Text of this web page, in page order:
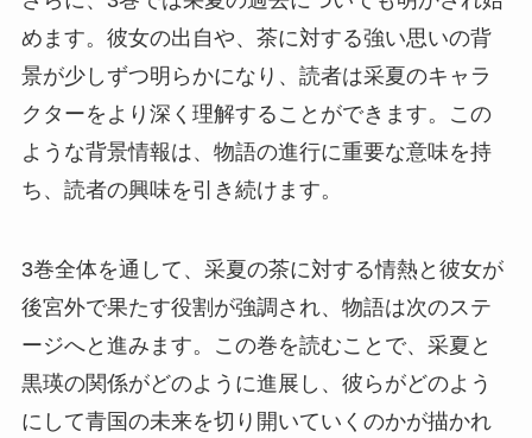
めます。彼女の出自や、茶に対する強い思いの背
景が少しずつ明らかになり、読者は采夏のキャラ
クターをより深く理解することができます。この
ような背景情報は、物語の進行に重要な意味を持
ち、読者の興味を引き続けます。
3巻全体を通して、采夏の茶に対する情熱と彼女が
後宮外で果たす役割が強調され、物語は次のステ
ージへと進みます。この巻を読むことで、采夏と
黒瑛の関係がどのように進展し、彼らがどのよう
にして青国の未来を切り開いていくのかが描かれ